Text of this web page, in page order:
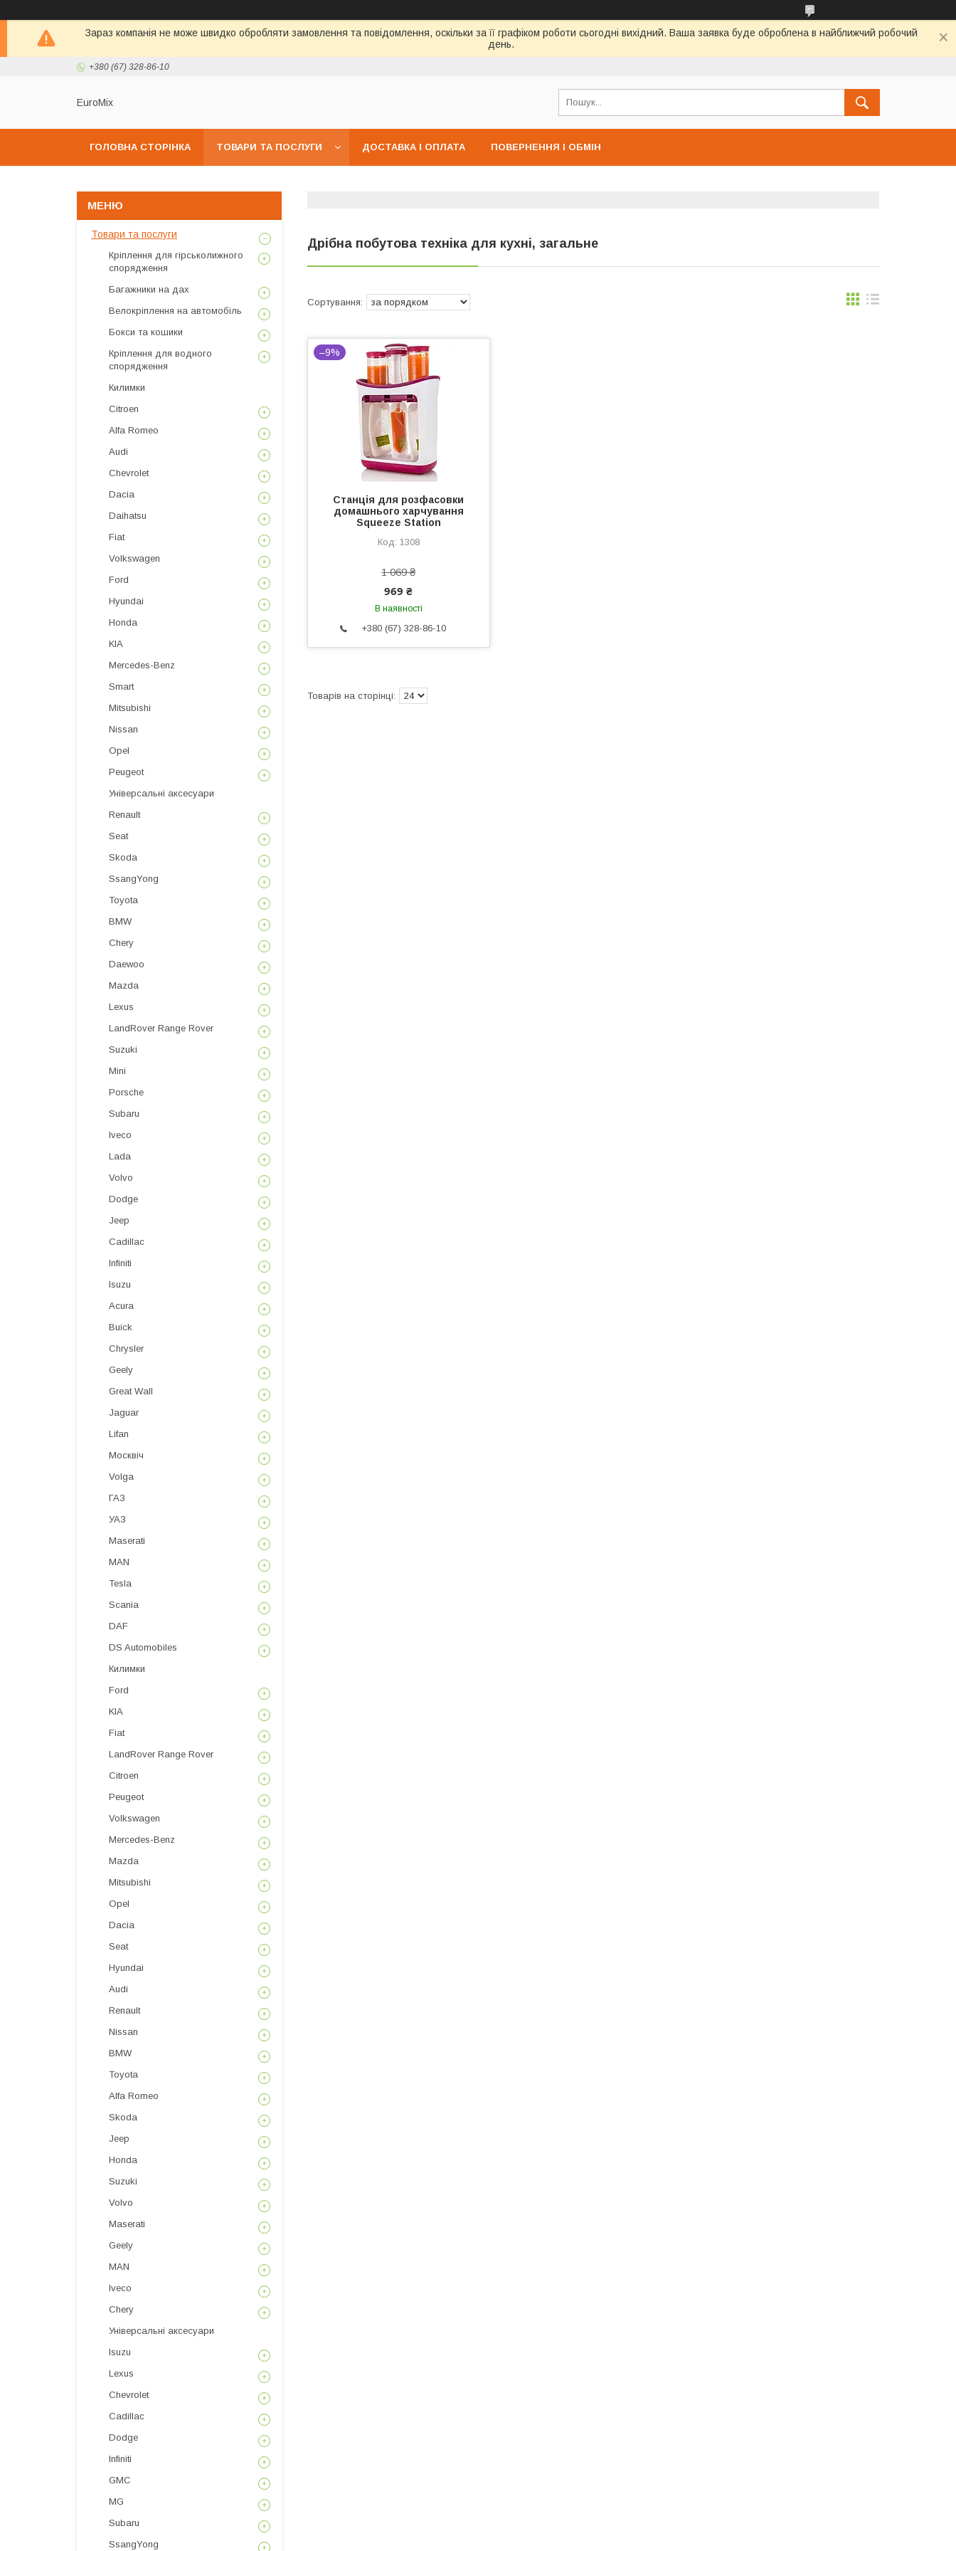
Зараз компанія не може швидко обробляти замовлення та повідомлення, оскільки за її графіком роботи сьогодні вихідний. Ваша заявка буде оброблена в найближчий робочий
день.
+380 (67) 328-86-10
EuroMix
ГОЛОВНА СТОРІНКА ТОВАРИ ТА ПОСЛУГИ ДОСТАВКА І ОПЛАТА ПОВЕРНЕННЯ І ОБМІН
Дрібна побутова техніка для кухні, загальне
–9%
Станція для розфасовки
домашнього харчування
Squeeze Station
1308
1 069 ₴
969 ₴
В наявності
+380 (67) 328-86-10
Товари та послуги
Кріплення для гірськолижного
спорядження
Багажники на дах
Велокріплення на автомобіль
Бокси та кошики
Кріплення для водного
спорядження
Килимки
Citroen
Alfa Romeo
Audi
Chevrolet
Dacia
Daihatsu
Fiat
Volkswagen
Ford
Hyundai
Honda
KIA
Mercedes-Benz
Smart
Mitsubishi
Nissan
Opel
Peugeot
Універсальні аксесуари
Renault
Seat
Skoda
SsangYong
Toyota
BMW
Chery
Daewoo
Mazda
Lexus
LandRover Range Rover
Suzuki
Mini
Porsche
Subaru
Iveco
Lada
Volvo
Dodge
Jeep
Cadillac
Infiniti
Isuzu
Acura
Buick
Chrysler
Geely
Great Wall
Jaguar
Lifan
Москвіч
Volga
ГАЗ
УАЗ
Maserati
MAN
Tesla
Scania
DAF
DS Automobiles
Килимки
Ford
KIA
Fiat
LandRover Range Rover
Citroen
Peugeot
Volkswagen
Mercedes-Benz
Mazda
Mitsubishi
Opel
Dacia
Seat
Hyundai
Audi
Renault
Nissan
BMW
Toyota
Alfa Romeo
Skoda
Jeep
Honda
Suzuki
Volvo
Maserati
Geely
MAN
Iveco
Chery
Універсальні аксесуари
Isuzu
Lexus
Chevrolet
Cadillac
Dodge
Infiniti
GMC
MG
Subaru
SsangYong